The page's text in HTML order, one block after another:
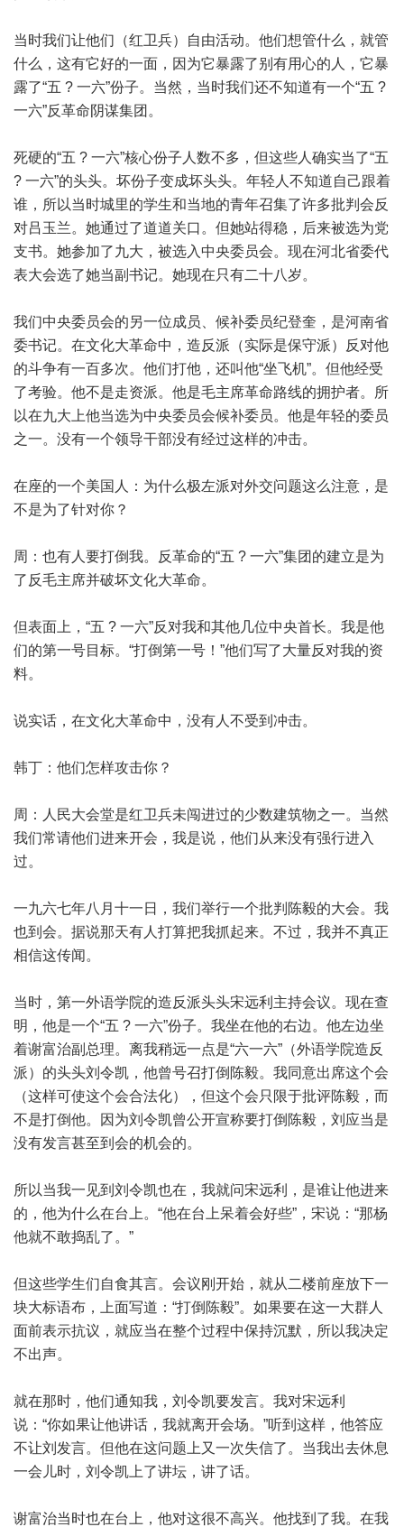
当时我们让他们（红卫兵）自由活动。他们想管什么，就管
什么，这有它好的一面，因为它暴露了别有用心的人，它暴
露了“五 ? 一六”份子。当然，当时我们还不知道有一个“五 ?
一六”反革命阴谋集团。
死硬的“五 ? 一六”核心份子人数不多，但这些人确实当了“五
? 一六”的头头。坏份子变成坏头头。年轻人不知道自己跟着
谁，所以当时城里的学生和当地的青年召集了许多批判会反
对吕玉兰。她通过了道道关口。但她站得稳，后来被选为党
支书。她参加了九大，被选入中央委员会。现在河北省委代
表大会选了她当副书记。她现在只有二十八岁。
我们中央委员会的另一位成员、候补委员纪登奎，是河南省
委书记。在文化大革命中，造反派（实际是保守派）反对他
的斗争有一百多次。他们打他，还叫他“坐飞机”。但他经受
了考验。他不是走资派。他是毛主席革命路线的拥护者。所
以在九大上他当选为中央委员会候补委员。他是年轻的委员
之一。没有一个领导干部没有经过这样的冲击。
在座的一个美国人：为什么极左派对外交问题这么注意，是
不是为了针对你？
周：也有人要打倒我。反革命的“五 ? 一六”集团的建立是为
了反毛主席并破坏文化大革命。
但表面上，“五 ? 一六”反对我和其他几位中央首长。我是他
们的第一号目标。“打倒第一号！”他们写了大量反对我的资
料。
说实话，在文化大革命中，没有人不受到冲击。
韩丁：他们怎样攻击你？
周：人民大会堂是红卫兵未闯进过的少数建筑物之一。当然
我们常请他们进来开会，我是说，他们从来没有强行进入
过。
一九六七年八月十一日，我们举行一个批判陈毅的大会。我
也到会。据说那天有人打算把我抓起来。不过，我并不真正
相信这传闻。
当时，第一外语学院的造反派头头宋远利主持会议。现在查
明，他是一个“五 ? 一六”份子。我坐在他的右边。他左边坐
着谢富治副总理。离我稍远一点是“六一六”（外语学院造反
派）的头头刘令凯，他曾号召打倒陈毅。我同意出席这个会
（这样可使这个会合法化），但这个会只限于批评陈毅，而
不是打倒他。因为刘令凯曾公开宣称要打倒陈毅，刘应当是
没有发言甚至到会的机会的。
所以当我一见到刘令凯也在，我就问宋远利，是谁让他进来
的，他为什么在台上。“他在台上呆着会好些”，宋说：“那杨
他就不敢捣乱了。”
但这些学生们自食其言。会议刚开始，就从二楼前座放下一
块大标语布，上面写道：“打倒陈毅”。如果要在这一大群人
面前表示抗议，就应当在整个过程中保持沉默，所以我决定
不出声。
就在那时，他们通知我，刘令凯要发言。我对宋远利
说：“你如果让他讲话，我就离开会场。”听到这样，他答应
不让刘发言。但他在这问题上又一次失信了。当我出去休息
一会儿时，刘令凯上了讲坛，讲了话。
谢富治当时也在台上，他对这很不高兴。他找到了我。在我